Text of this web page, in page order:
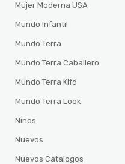
Mujer Moderna USA
Mundo Infantil
Mundo Terra
Mundo Terra Caballero
Mundo Terra Kifd
Mundo Terra Look
Ninos
Nuevos
Nuevos Catalogos